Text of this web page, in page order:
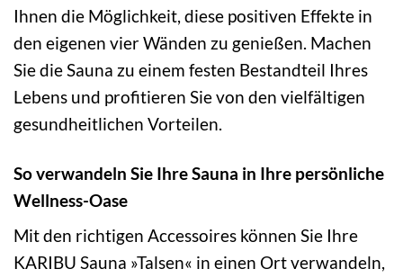
Ihnen die Möglichkeit, diese positiven Effekte in
den eigenen vier Wänden zu genießen. Machen
Sie die Sauna zu einem festen Bestandteil Ihres
Lebens und profitieren Sie von den vielfältigen
gesundheitlichen Vorteilen.
So verwandeln Sie Ihre Sauna in Ihre persönliche
Wellness-Oase
Mit den richtigen Accessoires können Sie Ihre
KARIBU Sauna »Talsen« in einen Ort verwandeln,